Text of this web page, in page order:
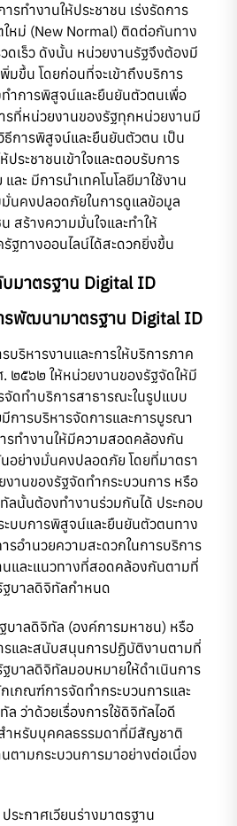
รทำงานให้ประชาชน เร่งรัดการ
ใหม่ (New Normal) ติดต่อกันทาง
ดเร็ว ดังนั้น หน่วยงานรัฐจึงต้องมี
มขึ้น โดยก่อนที่จะเข้าถึงบริการ
ำการพิสูจน์และยืนยันตัวตนเพื่อ
รที่หน่วยงานของรัฐทุกหน่วยงานมี
การพิสูจน์และยืนยันตัวตน เป็น
ประชาชนเข้าใจและตอบรับการ
ละ มีการนำเทคโนโลยีมาใช้งาน
นคงปลอดภัยในการดูแลข้อมูล
สร้างความมั่นใจและทำให้
ฐทางออนไลน์ได้สะดวกยิ่งขึ้น
มาตรฐาน Digital ID​
รพัฒนามาตรฐาน Digital ID
ริหารงานและการให้บริการภาค
๒๕๖๒ ให้หน่วยงานของรัฐจัดให้มี
จัดทำบริการสาธารณะในรูปแบบ
การบริหารจัดการและการบูรณา
รทำงานให้มีความสอดคล้องกัน
นอย่างมั่นคงปลอดภัย โดยที่มาตรา
านของรัฐจัดทำกระบวนการ หรือ
ลนั้นต้องทำงานร่วมกันได้ ประกอบ
ะบบการพิสูจน์และยืนยันตัวตนทาง
รอำนวยความสะดวกในการบริการ
นและแนวทางที่สอดคล้องกันตามที่
บาลดิจิทัลกำหนด
าลดิจิทัล (องค์การมหาชน) หรือ
และสนับสนุนการปฏิบัติงานตามที่
าลดิจิทัลมอบหมายให้ดำเนินการ
เกณฑ์การจัดทำกระบวนการและ
ว่าด้วยเรื่องการใช้ดิจิทัลไอดี
ำหรับบุคคลธรรมดาที่มีสัญชาติ
ตามกระบวนการมาอย่างต่อเนื่อง
ะกาศเวียนร่างมาตรฐาน